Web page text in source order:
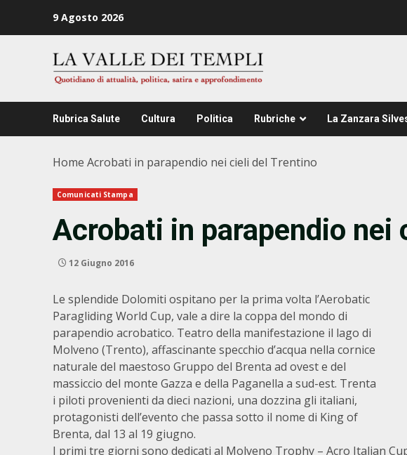
9 Agosto 2026
Rubrica Salute Cultura Politica Rubriche La Zanzara
Home Acrobati in parapendio nei cieli del Trentino
Comunicati Stampa
Acrobati in parapendio nei
12 Giugno 2016
Le splendide Dolomiti ospitano per la prima volta l’Aerobatic
Paragliding World Cup, vale a dire la coppa del mondo di
parapendio acrobatico. Teatro della manifestazione il lago di
Molveno (Trento), affascinante specchio d’acqua nella cornice
naturale del maestoso Gruppo del Brenta ad ovest e del
massiccio del monte Gazza e della Paganella a sud-est. Trenta
i piloti provenienti da dieci nazioni, una dozzina gli italiani,
protagonisti dell’evento che passa sotto il nome di King of
Brenta, dal 13 al 19 giugno.
I primi tre giorni sono dedicati al Molveno Trophy – Acro Italian